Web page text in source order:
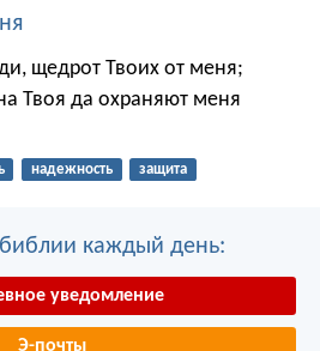
щедрот Твоих от меня;
Твоя да охраняют меня
надежность защита
библии каждый день:
уведомление
Э-почты